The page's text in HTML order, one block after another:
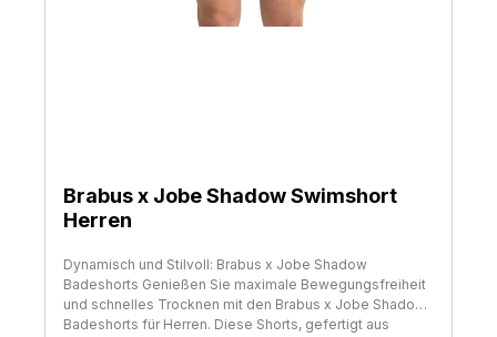
Brabus x Jobe Shadow Swimshort
Herren
Dynamisch und Stilvoll: Brabus x Jobe Shadow
Badeshorts Genießen Sie maximale Bewegungsfreiheit
und schnelles Trocknen mit den Brabus x Jobe Shadow
Badeshorts für Herren. Diese Shorts, gefertigt aus